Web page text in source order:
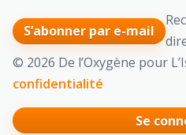
S’abonner par e-mail
© 2026 De l’Oxygène pour
confidentialité
Se